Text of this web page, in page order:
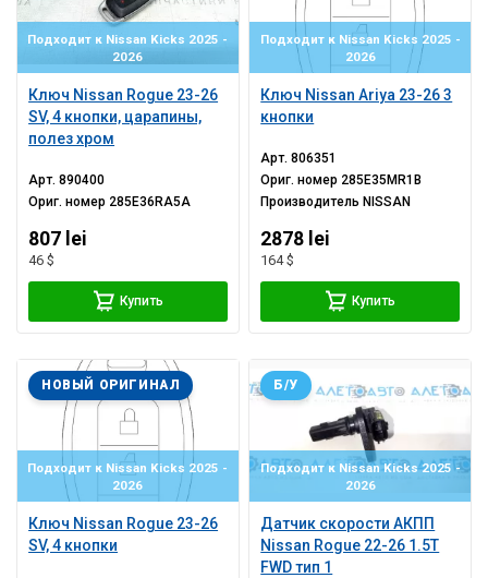
Подходит к Nissan Kicks 2025 -
2026
Ключ Nissan Rogue 23-26
SV, 4 кнопки, царапины,
полез хром
Арт.890400
Ориг. номер 285E36RA5A
807 lei
46 $
Купить
Подходит к Nissan Kicks 2025 -
2026
Ключ Nissan Ariya 23-26 3
кнопки
Арт.806351
Ориг. номер 285E35MR1B
Производитель NISSAN
2878 lei
164 $
Купить
Подходит к Nissan Kicks 2025 -
2026
Ключ Nissan Rogue 23-26
SV, 4 кнопки
НОВЫЙ ОРИГИНАЛ
Подходит к Nissan Kicks 2025 -
2026
Датчик скорости АКПП
Nissan Rogue 22-26 1.5T
FWD тип 1
Б/У